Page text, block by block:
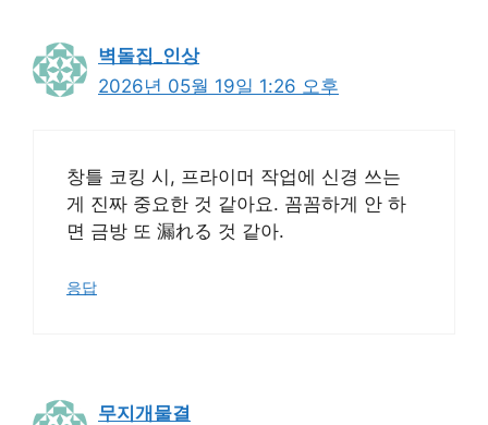
벽돌집_인상
2026년 05월 19일 1:26 오후
창틀 코킹 시, 프라이머 작업에 신경 쓰는
게 진짜 중요한 것 같아요. 꼼꼼하게 안 하
면 금방 또 漏れる 것 같아.
응답
무지개물결